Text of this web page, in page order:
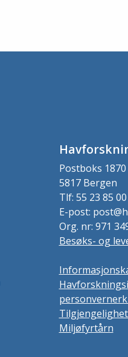
Postboks
5817 Bergen
Tlf: 55 23 85 00
E-post:
Org. nr: 971
Besøks- og
Miljøfyrtårn